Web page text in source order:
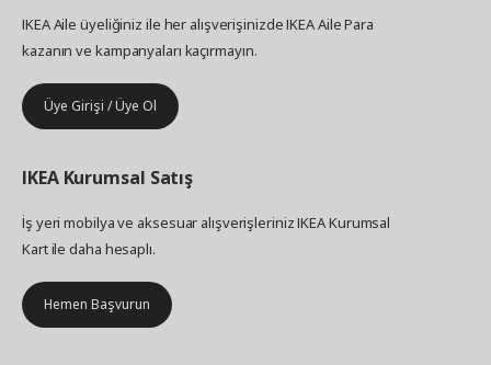
IKEA Aile üyeliğiniz ile her alışverişinizde IKEA Aile Para
kazanın ve kampanyaları kaçırmayın.
Üye Girişi / Üye Ol
IKEA Kurumsal Satış
İş yeri mobilya ve aksesuar alışverişleriniz IKEA Kurumsal
Kart ile daha hesaplı.
Hemen Başvurun